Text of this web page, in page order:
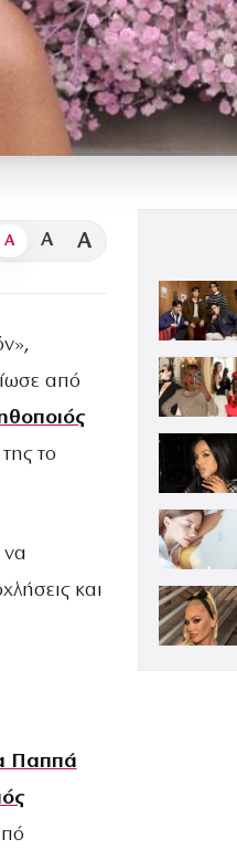
A A A
από
το
να
και
Παππά